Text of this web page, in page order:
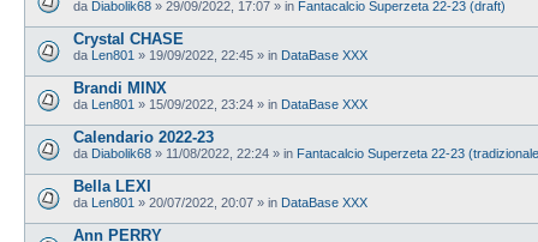
da Diabolik68 » 29/09/2022, 17:07 » in Fantacalcio Superzeta 22-23 (draft)
Crystal CHASE
da Len801 » 19/09/2022, 22:45 » in DataBase XXX
Brandi MINX
da Len801 » 15/09/2022, 23:24 » in DataBase XXX
Calendario 2022-23
da Diabolik68 » 11/08/2022, 22:24 » in Fantacalcio Superzeta 22-23
Bella LEXI
da Len801 » 20/07/2022, 20:07 » in DataBase XXX
Ann PERRY